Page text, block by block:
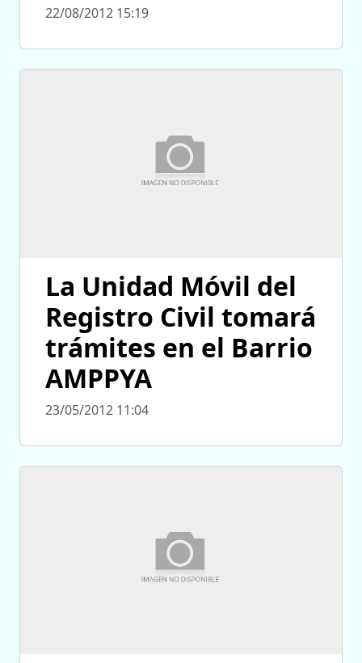
22/08/2012 15:19
La Unidad Móvil del
Registro Civil tomará
trámites en el Barrio
AMPPYA
23/05/2012 11:04